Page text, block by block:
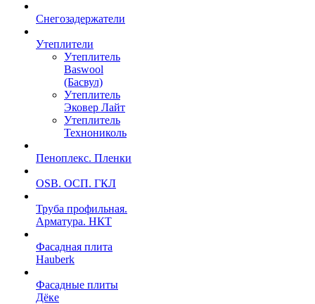
Снегозадержатели
Утеплители
Утеплитель
Baswool
(Басвул)
Утеплитель
Эковер Лайт
Утеплитель
Технониколь
Пеноплекс. Пленки
OSB. ОСП. ГКЛ
Труба профильная.
Арматура. НКТ
Фасадная плита
Hauberk
Фасадные плиты
Дёке